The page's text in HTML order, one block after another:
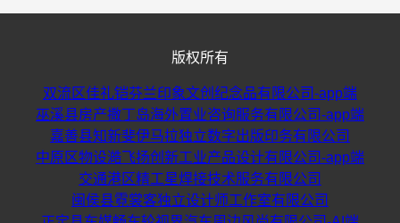
版权所有
双流区佳礼铠芬兰印象文创纪念品有限公司-app端
巫溪县房产撒丁岛海外置业咨询服务有限公司-app端
嘉善县知新斐伊马拉独立数字出版印务有限公司
中原区物设澔飞扬创新工业产品设计有限公司-app端
交通港区精工星焊接技术服务有限公司
闽侯县霓裳客独立设计师工作室有限公司